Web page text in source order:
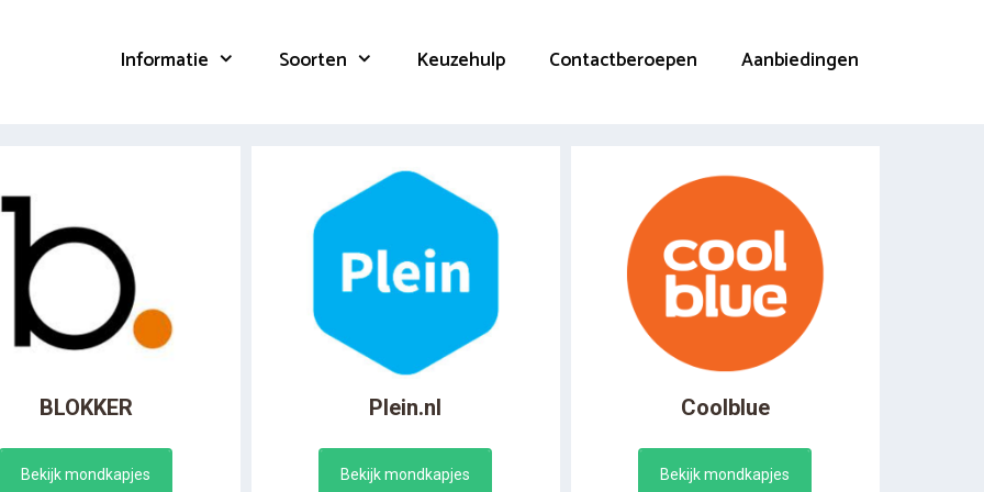
Informatie Soorten Keuzehulp Contactberoepen Aanbiedingen
BLOKKER
Bekijk mondkapjes
Plein.nl
Bekijk mondkapjes
Coolblue
Bekijk mondkapjes